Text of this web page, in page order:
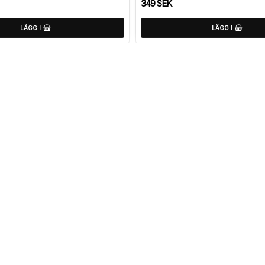
LÄGG I
349 SEK
LÄGG I